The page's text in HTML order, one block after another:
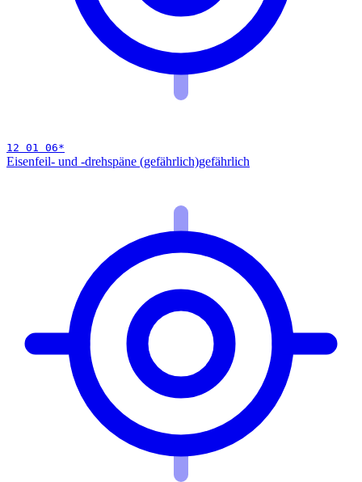
12 01 06*
Eisenfeil- und -drehspäne (gefährlich)gefährlich